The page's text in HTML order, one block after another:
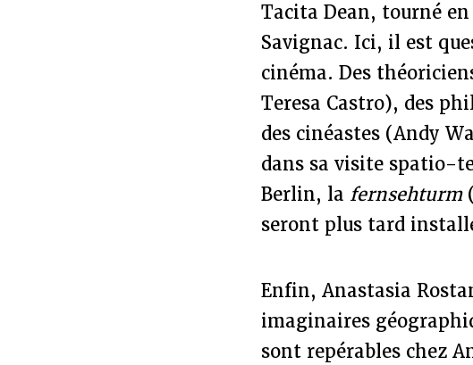
Tacita Dean, tourné
Savignac. Ici, il est
cinéma. Des
Teresa Castro), des
des cinéastes (Andy
dans sa visite spatio-
Berlin, la fernsehturm
seront plus tard
Enfin, Anastasia
imaginaires
sont repérables chez